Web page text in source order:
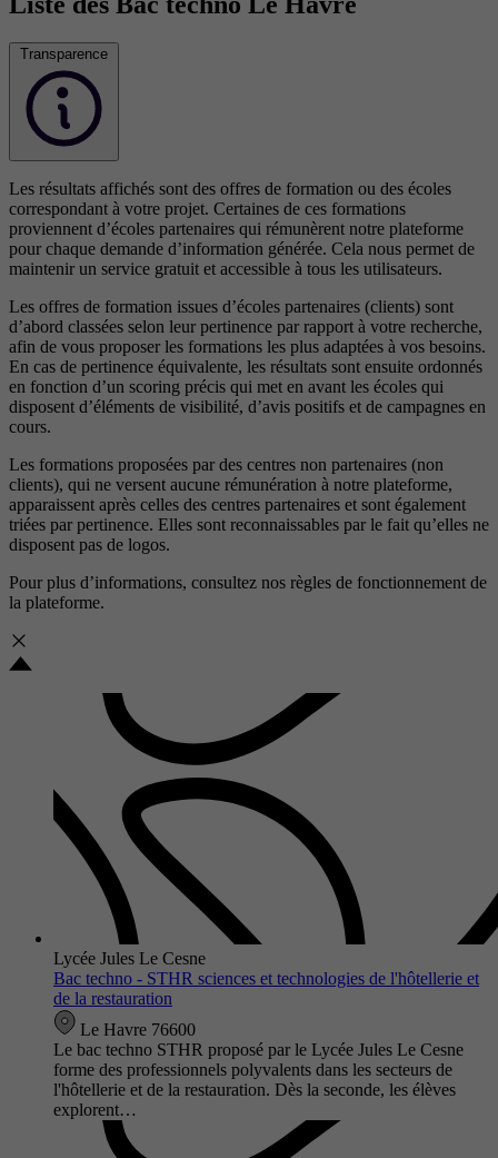
Transparence
Les résultats affichés sont des offres de formation ou des écoles
correspondant à votre projet. Certaines de ces formations
proviennent d’écoles partenaires qui rémunèrent notre plateforme
pour chaque demande d’information générée. Cela nous permet de
maintenir un service gratuit et accessible à tous les utilisateurs.
Les offres de formation issues d’écoles partenaires (clients) sont
d’abord classées selon leur pertinence par rapport à votre recherche,
afin de vous proposer les formations les plus adaptées à vos besoins.
En cas de pertinence équivalente, les résultats sont ensuite ordonnés
en fonction d’un scoring précis qui met en avant les écoles qui
disposent d’éléments de visibilité, d’avis positifs et de campagnes en
cours.
Les formations proposées par des centres non partenaires (non
clients), qui ne versent aucune rémunération à notre plateforme,
apparaissent après celles des centres partenaires et sont également
triées par pertinence. Elles sont reconnaissables par le fait qu’elles ne
disposent pas de logos.
Pour plus d’informations, consultez nos règles de fonctionnement de
la plateforme.
Lycée Jules Le Cesne
Bac techno - STHR sciences et technologies de l'hôtellerie et
de la restauration
Le Havre 76600
Le bac techno STHR proposé par le Lycée Jules Le Cesne
forme des professionnels polyvalents dans les secteurs de
l'hôtellerie et de la restauration. Dès la seconde, les élèves
explorent…